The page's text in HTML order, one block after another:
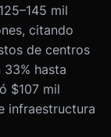
mil
citando
de centros
hasta
$107 mil
infraestructura